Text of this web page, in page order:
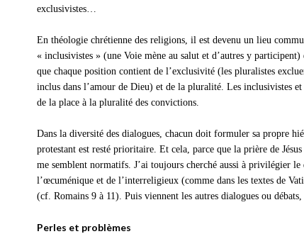
exclusivistes…
En théologie chrétienne des religions, il est devenu un lieu
« inclusivistes » (une Voie mène au salut et d’autres y
que chaque position contient de l’exclusivité (les pluralistes
inclus dans l’amour de Dieu) et de la pluralité. Les inclusivistes
de la place à la pluralité des convictions.
Dans la diversité des dialogues, chacun doit formuler sa propre
protestant est resté prioritaire. Et cela, parce que la prière de
me semblent normatifs. J’ai toujours cherché aussi à privilégier
l’œcuménique et de l’interreligieux (comme dans les textes de
(cf. Romains 9 à 11). Puis viennent les autres dialogues ou
Perles et problèmes